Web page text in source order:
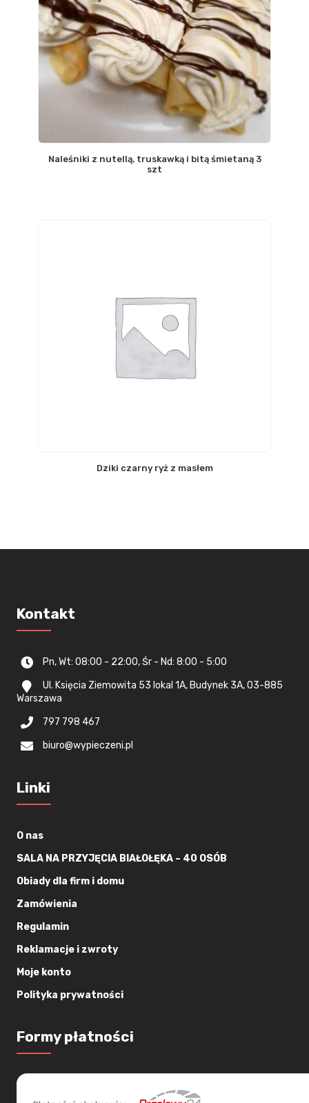
Naleśniki z nutellą, truskawką i bitą śmietaną 3
szt
Dziki czarny ryż z masłem
Kontakt
Pn, Wt: 08:00 - 22:00, Śr - Nd: 8:00 - 5:00
Ul. Księcia Ziemowita 53 lokal 1A, Budynek 3A, 03-885
Warszawa
797 798 467
biuro@wypieczeni.pl
Linki
O nas
SALA NA PRZYJĘCIA BIAŁOŁĘKA – 40 OSÓB
Obiady dla firm i domu
Zamówienia
Regulamin
Reklamacje i zwroty
Moje konto
Polityka prywatności
Formy płatności